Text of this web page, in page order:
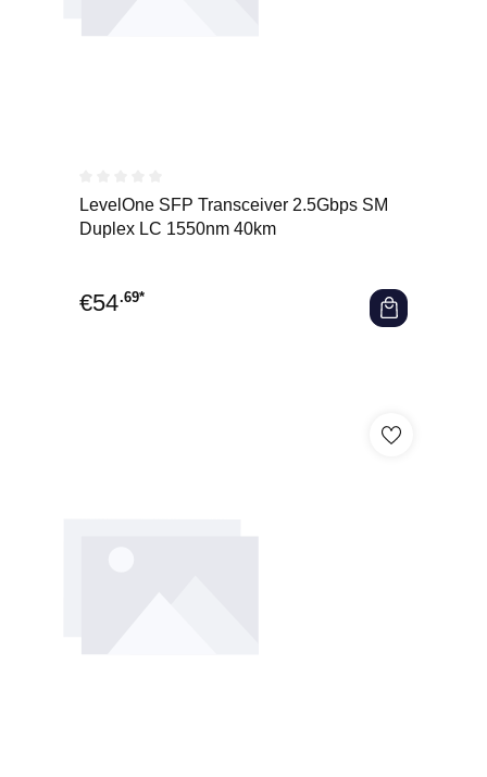
Durchschnittliche Bewertung von 0 von 5 Sternen
LevelOne SFP Transceiver 2.5Gbps SM
Duplex LC 1550nm 40km
€54.69*